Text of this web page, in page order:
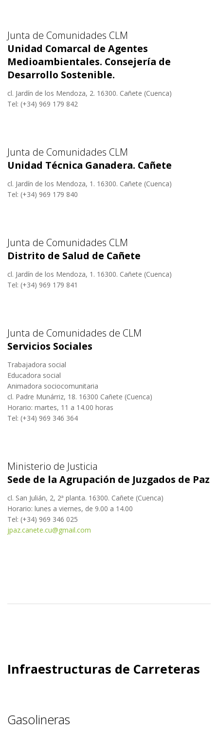
Junta de Comunidades CLM
Unidad Comarcal de Agentes
Medioambientales. Consejería de
Desarrollo Sostenible.
cl. Jardín de los Mendoza, 2. 16300. Cañete (Cuenca)
Tel: (+34) 969 179 842
Junta de Comunidades CLM
Unidad Técnica Ganadera. Cañete
cl. Jardín de los Mendoza, 1. 16300. Cañete (Cuenca)
Tel: (+34) 969 179 840
Junta de Comunidades CLM
Distrito de Salud de Cañete
cl. Jardín de los Mendoza, 1. 16300. Cañete (Cuenca)
Tel: (+34) 969 179 841
Junta de Comunidades de CLM
Servicios Sociales
Trabajadora social
Educadora social
Animadora sociocomunitaria
cl. Padre Munárriz, 18. 16300 Cañete (Cuenca)
Horario: martes, 11 a 14.00 horas
Tel: (+34) 969 346 364
Ministerio de Justicia
Sede de la Agrupación de Juzgados de Paz
cl. San Julián, 2, 2ª planta. 16300. Cañete (Cuenca)
Horario: lunes a viernes, de 9.00 a 14.00
Tel: (+34) 969 346 025
jpaz.canete.cu@gmail.com
Infraestructuras de Carreteras
Gasolineras